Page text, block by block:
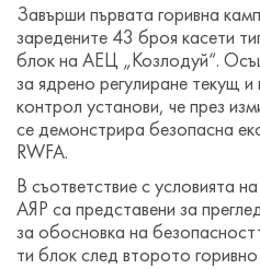
Завърши първата горивна
заредените 43 броя касети
блок на АЕЦ „Козлодуй“.
за ядрено регулиране текущ
контрол установи, че през
се демонстрира безопасна
RWFA.
В съответствие с условията
АЯР са представени за
за обосновка на
ти блок след второто